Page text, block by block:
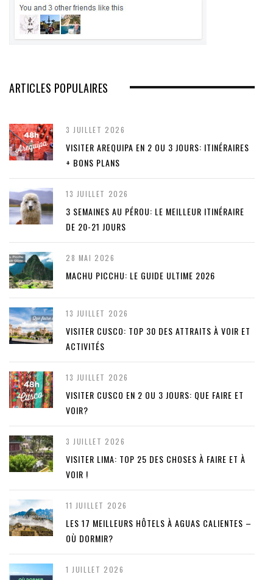
ARTICLES POPULAIRES
3 JUILLET 2026
VISITER AREQUIPA EN 2 OU 3 JOURS: ITINÉRAIRES
+ BONS PLANS
13 JUILLET 2026
3 SEMAINES AU PÉROU: LE MEILLEUR ITINÉRAIRE
DE 20-21 JOURS
28 MAI 2026
MACHU PICCHU: LE GUIDE ULTIME 2026
13 JUILLET 2026
VISITER CUSCO: TOP 30 DES ATTRAITS À VOIR ET
ACTIVITÉS
13 JUILLET 2026
VISITER CUSCO EN 2 OU 3 JOURS: QUE FAIRE ET
VOIR?
3 JUILLET 2026
VISITER LIMA: TOP 25 DES CHOSES À FAIRE ET À
VOIR !
11 JUILLET 2026
LES 17 MEILLEURS HÔTELS À AGUAS CALIENTES –
OÙ DORMIR?
1 JUILLET 2026